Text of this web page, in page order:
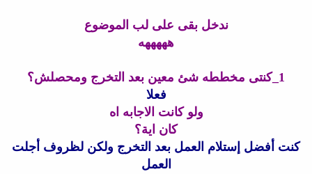
ندخل بقى على لب الموضوع
هههههه
1_كنتى مخططه شئ معين بعد التخرج ومحصلش؟
فعلا
ولو كانت الاجابه اه
كان اية؟
كنت أفضل إستلام العمل بعد التخرج ولكن لظروف أجلت
العمل